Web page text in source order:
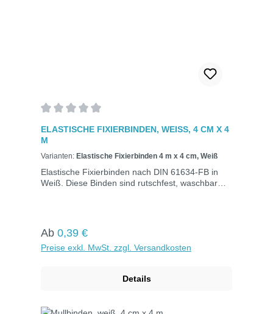
ELASTISCHE FIXIERBINDEN, WEISS, 4 CM X 4 M
Varianten: Elastische Fixierbinden 4 m x 4 cm, Weiß
Elastische Fixierbinden nach DIN 61634-FB in
Weiß. Diese Binden sind rutschfest, waschbar
Band.DIN 61634-FBGröße: 4 cm x 4 mFarbe:
Weiß
Regulärer Preis:
Ab 0,39 €
Preise exkl. MwSt. zzgl. Versandkosten
Details